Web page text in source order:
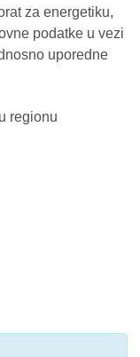
za energetiku,
podatke u vezi
uporedne